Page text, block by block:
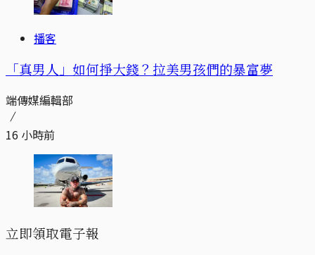
播客
「真男人」如何掙大錢？拉美男孩們的暴富夢
端傳媒編輯部
16 小時前
立即領取電子報